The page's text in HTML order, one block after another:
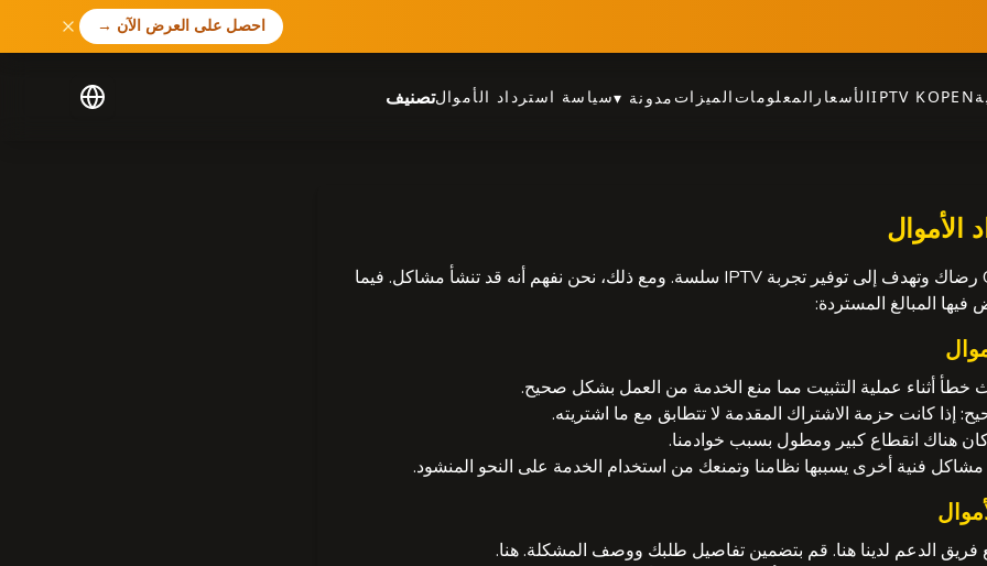
احصل على العرض الآن →
IPTV KOPENالأسعار المعلومات الميزات مدونة ▾سياسة استرداد الأموالتصنيف
الأموال
تقدر GoedkoopIPTV رضاك ​​وتهدف إلى توفير تجربة IPTV سلسة. ومع ذلك، نحن نفهم أنه قد تنشأ مشاكل. فيما
فيها المبالغ المستردة:
خطأ أثناء عملية التثبيت مما منع الخدمة من العمل بشكل صحيح.
إذا كانت حزمة الاشتراك المقدمة لا تتطابق مع ما اشتريته.
كان هناك انقطاع كبير ومطول بسبب خوادمنا.
فنية أخرى يسببها نظامنا وتمنعك من استخدام الخدمة على النحو المنشود.
الدعم لدينا هنا. قم بتضمين تفاصيل طلبك ووصف المشكلة.هنا.